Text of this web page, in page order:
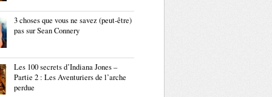
3 choses que vous ne savez (peut-être)
pas sur Sean Connery
Les 100 secrets d’Indiana Jones –
Partie 2 : Les Aventuriers de l’arche
perdue